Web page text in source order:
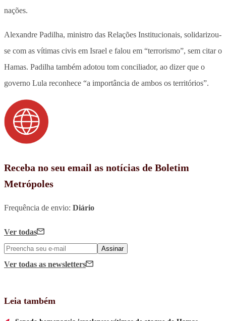
nações.
Alexandre Padilha, ministro das Relações Institucionais, solidarizou-
se com as vítimas civis em Israel e falou em “terrorismo”, sem citar o
Hamas. Padilha também adotou tom conciliador, ao dizer que o
governo Lula reconhece “a importância de ambos os territórios”.
Receba no seu email as notícias de Boletim
Metrópoles
Frequência de envio: Diário
Ver todas
Assinar
Ver todas as newsletters
Leia também